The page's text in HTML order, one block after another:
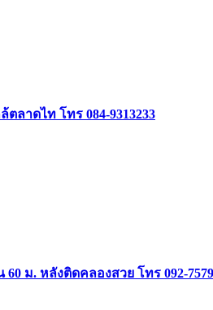
ลาดไท โทร 084-9313233
ม. หลังติดคลองสวย โทร 092-